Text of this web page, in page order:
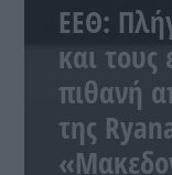
ΕΕΘ:
και τους
πιθανή
της